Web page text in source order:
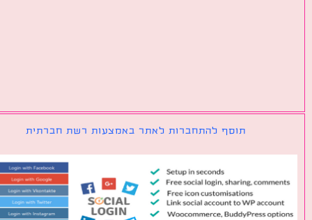
תוסף להתחברות לאתר באמצעות רשת חברתית